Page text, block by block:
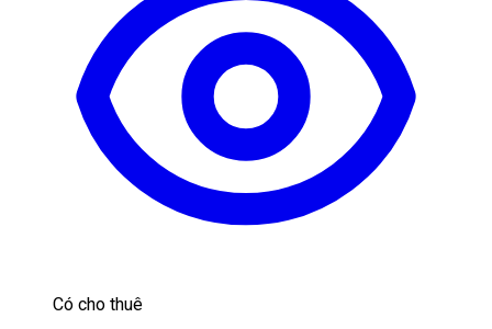
Có cho thuê